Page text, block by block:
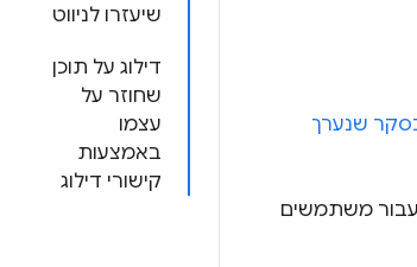
שיעזרו לניווט
דילוג על תוכן
שחוזר על
עצמו
באמצעות
קישורי דילוג
שנערך
עבור משתמשים